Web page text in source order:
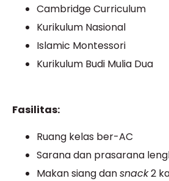
Cambridge Curriculum
Kurikulum Nasional
Islamic Montessori
Kurikulum Budi Mulia Dua
Fasilitas:
Ruang kelas ber-AC
Sarana dan prasarana
Makan siang dansnack2